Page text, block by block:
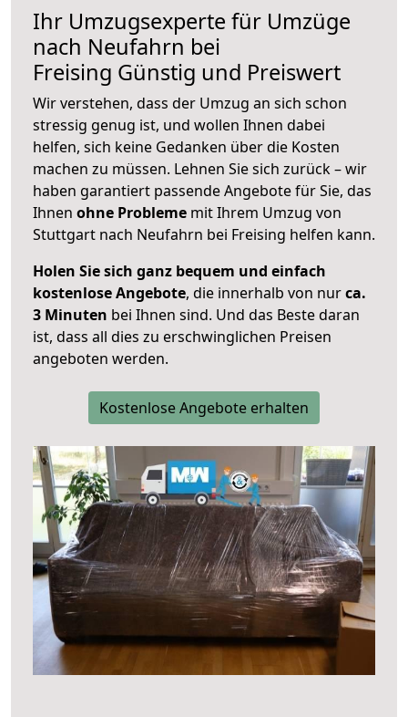
Ihr Umzugsexperte für Umzüge
nach Neufahrn bei
Freising Günstig und Preiswert
Wir verstehen, dass der Umzug an sich schon
stressig genug ist, und wollen Ihnen dabei
helfen, sich keine Gedanken über die Kosten
machen zu müssen. Lehnen Sie sich zurück – wir
haben garantiert passende Angebote für Sie, das
Ihnen ohne Probleme mit Ihrem Umzug von
Stuttgart nach Neufahrn bei Freising helfen kann.
Holen Sie sich ganz bequem und einfach
kostenlose Angebote, die innerhalb von nurca.
3 Minuten bei Ihnen sind. Und das Beste daran
ist, dass all dies zu erschwinglichen Preisen
angeboten werden.
Kostenlose Angebote erhalten